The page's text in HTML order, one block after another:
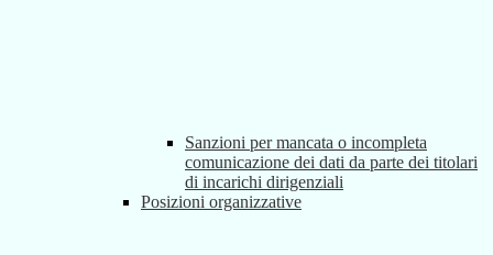
Sanzioni per mancata o incompleta
comunicazione dei dati da parte dei titolari
di incarichi dirigenziali
Posizioni organizzative